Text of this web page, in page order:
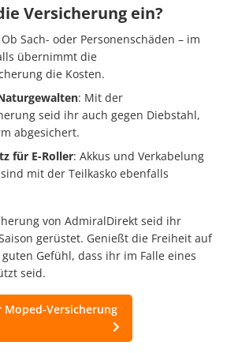
Versicherung ein?
Ob Sach- oder Personenschäden – im
übernimmt die
die Kosten.
: Mit der
seid ihr auch gegen Diebstahl,
abgesichert.
für E-Roller: Akkus und Verkabelung
mit der Teilkasko ebenfalls
von AdmiralDirekt seid ihr
gerüstet. Genießt die Freiheit auf
Gefühl, dass ihr im Falle eines
seid.
Moped-Versicherung